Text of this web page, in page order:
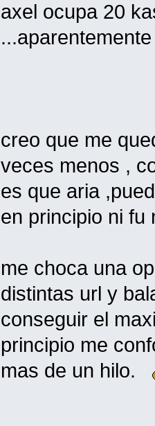
axel ocupa 20
creo que me
veces menos ,
es que aria
en principio ni fu
me choca una
distintas url y
conseguir el
principio me
mas de un hilo.